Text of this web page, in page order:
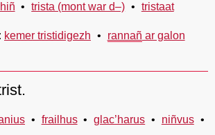
trista (mont war d–) tristaat
kemer tristidigezh rannañ ar galon
frailhus glac’harus
niñvus